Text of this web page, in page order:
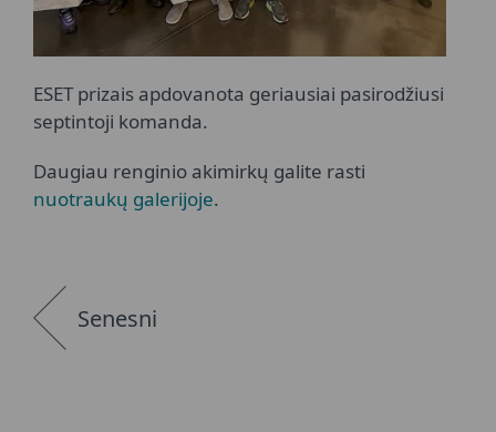
ESET prizais apdovanota geriausiai pasirodžiusi
septintoji komanda.
Daugiau renginio akimirkų galite rasti
nuotraukų galerijoje.
Senesni